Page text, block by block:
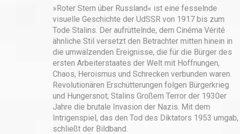
»Roter Stern über Russland« ist eine fesselnde
visuelle Geschichte der UdSSR von 1917 bis zum
Tode Stalins. Der aufrüttelnde, dem Cinéma Vérité
ähnliche Stil versetzt den Betrachter mitten hinein in
die umwälzenden Ereignisse, die für die Bürger des
ersten Arbeiterstaates der Welt mit Hoffnungen,
Chaos, Heroismus und Schrecken verbunden waren.
Revolutionären Erschütterungen folgen Bürgerkrieg
und Hungersnot; Stalins Großem Terror der 1930er
Jahre die brutale Invasion der Nazis. Mit dem
Intrigenspiel, das den Tod des Diktators 1953 umgab,
schließt der Bildband.